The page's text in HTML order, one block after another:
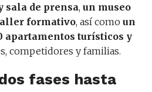
sala de prensa, un museo
formativo, así como un
apartamentos turísticos y
competidores y familias.
fases hasta